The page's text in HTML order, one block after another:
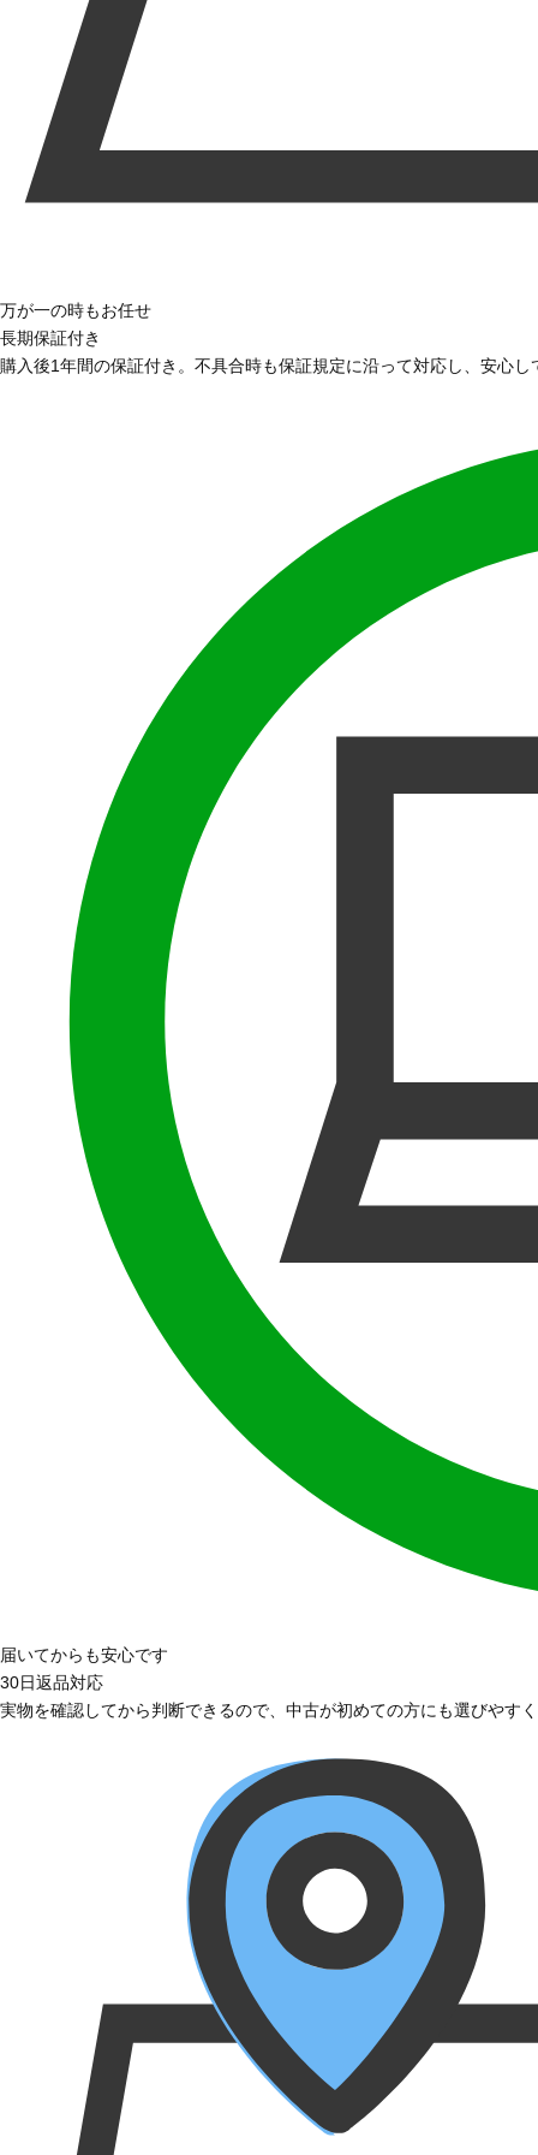
万が一の時もお任せ
長期保証付き
購入後1年間の保証付き。不具合時も保証規定に沿って対応し、安心
届いてからも安心です
30日返品対応
実物を確認してから判断できるので、中古が初めての方にも選びやす